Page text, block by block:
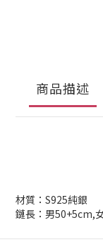
商品描述
材質：S925純銀
鏈長：男50+5cm,